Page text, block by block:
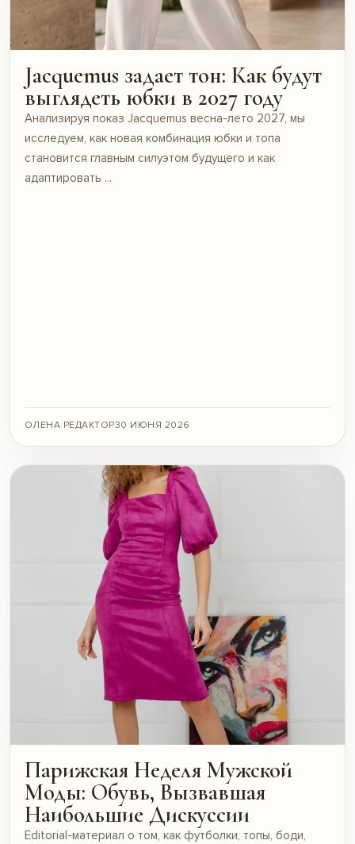
Jacquemus задает тон: Как будут
выглядеть юбки в 2027 году
Анализируя показ Jacquemus весна-лето 2027, мы
исследуем, как новая комбинация юбки и топа
становится главным силуэтом будущего и как
адаптировать ...
ОЛЕНА РЕДАКТОР30 ИЮНЯ 2026
Парижская Неделя Мужской
Моды: Обувь, Вызвавшая
Наибольшие Дискуссии
Editorial-материал о том, как футболки, топы, боди,